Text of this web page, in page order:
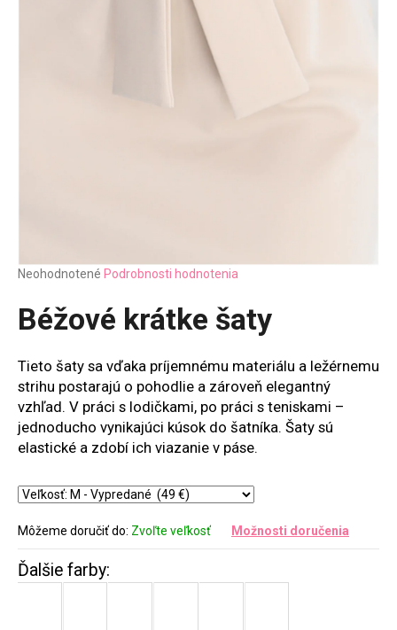
Priemerné
produktu
je
5
hviezdičiek.
Neohodnotené Podrobnosti hodnotenia
Béžové krátke šaty
Tieto šaty sa vďaka príjemnému materiálu a ležérnemu
strihu postarajú o pohodlie a zároveň elegantný
vzhľad. V práci s lodičkami, po práci s teniskami –
jednoducho vynikajúci kúsok do šatníka. Šaty sú
elastické a zdobí ich viazanie v páse.
Môžeme doručiť do: Zvoľte veľkosť Možnosti doručenia